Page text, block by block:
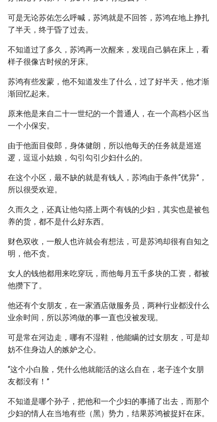
可是无论苏佑怎么呼喊，苏鸿就是不回答，苏鸿在地上挣扎
了半天，终于昏了过去。
不知道过了多久，苏鸿再一次醒来，发现自己躺在床上，看
样子很像古时候的牙床。
苏鸿有些发蒙，他不知道发生了什么，过了好半天，他才渐
渐回忆起来。
原来他是来自二十一世纪的一个普通人，在一个高档小区当
一个小保安。
由于他面目俊郎，身体健朗，所以他每天的任务就是巡巡
逻，逗逗小姑娘，勾引勾引少妇什么的。
在这个小区，最不缺的就是有钱人，苏鸿由于条件“优异”，
所以很受欢迎。
久而久之，还真让他勾搭上两个有钱的少妇，其实也是被包
养的货，都不是什么好东西。
财色双收，一般人也许就会有想法，可是苏鸿却很有自知之
明，他不贪。
女人的钱他都用来吃穿玩，而他每月五千多块的工资，都被
他攒下了。
他还有个女朋友，在一家酒店做服务员，两种行业都没什么
业余时间，所以苏鸿做的事一直也没被发现。
可是常在河边走，哪有不湿鞋，他能瞒的过女朋友，可是却
妨不住身边人的嫉妒之心。
“这个小白脸，凭什么他就能活的这么自在，老子连个女朋
友都没有！”
不知道是哪个孙子，把他和一个少妇的事捅了出去，而那个
少妇的情人在当地有些（黑）势力，结果苏鸿被捉奸在床。